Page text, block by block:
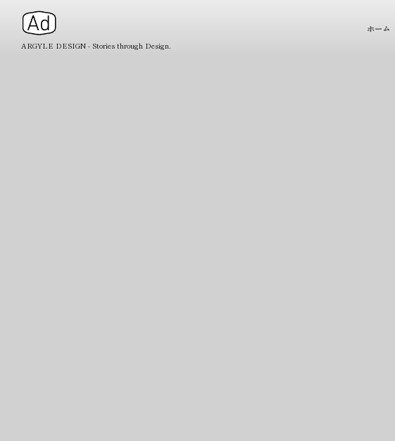
ARGYLE DESIGN - Stories through Design.
ホーム